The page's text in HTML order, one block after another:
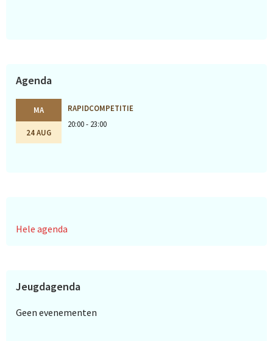
Agenda
MA
24 AUG
RAPIDCOMPETITIE
20:00 - 23:00
Hele agenda
Jeugdagenda
Geen evenementen